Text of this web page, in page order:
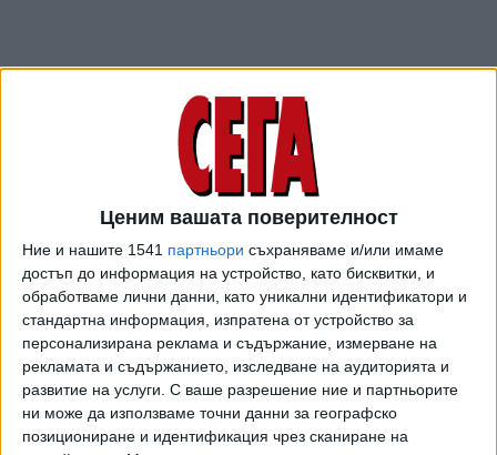
Ценим вашата поверителност
Ние и нашите 1541 партньори съхраняваме и/или имаме
достъп до информация на устройство, като бисквитки, и
обработваме лични данни, като уникални идентификатори и
стандартна информация, изпратена от устройство за
персонализирана реклама и съдържание, измерване на
рекламата и съдържанието, изследване на аудиторията и
развитие на услуги. С ваше разрешение ние и партньорите
ни може да използваме точни данни за географско
позициониране и идентификация чрез сканиране на
Изваждането на останките е от ключово значение за